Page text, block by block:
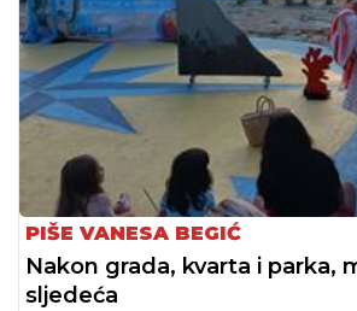
PIŠE VANESA BEGIĆ
Nakon grada, kvarta i parka,
sljedeća